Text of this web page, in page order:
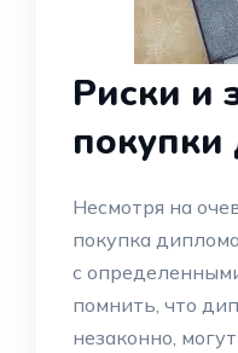
Риски и
Несмотря на
покупка
с
помнить, что
незаконно,